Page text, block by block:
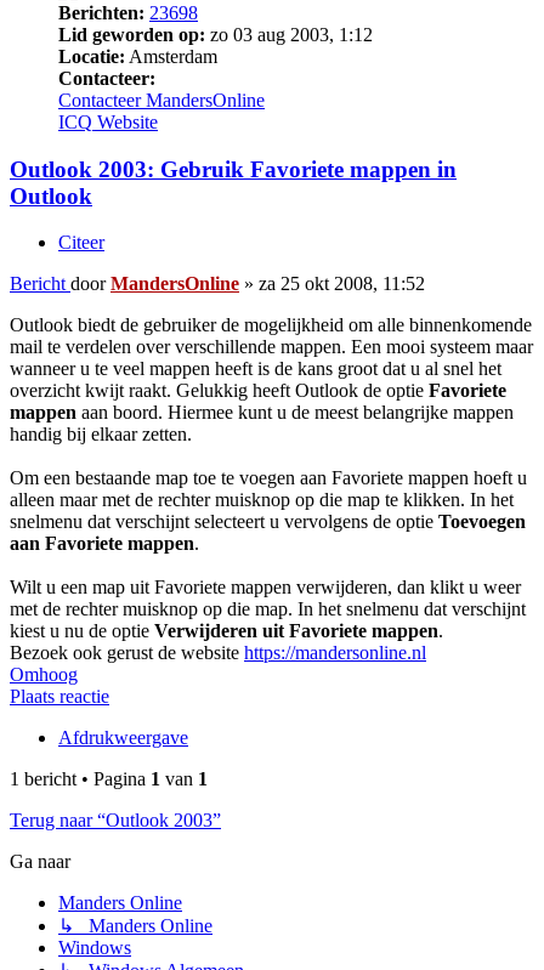
Berichten: 23698
Lid geworden op: zo 03 aug 2003, 1:12
Locatie: Amsterdam
Contacteer:
Contacteer MandersOnline
ICQ Website
Outlook 2003: Gebruik Favoriete mappen in
Outlook
Citeer
Bericht doorMandersOnline » za 25 okt 2008, 11:52
Outlook biedt de gebruiker de mogelijkheid om alle binnenkomende
mail te verdelen over verschillende mappen. Een mooi systeem maar
wanneer u te veel mappen heeft is de kans groot dat u al snel het
overzicht kwijt raakt. Gelukkig heeft Outlook de optie Favoriete
mappen aan boord. Hiermee kunt u de meest belangrijke mappen
handig bij elkaar zetten.
Om een bestaande map toe te voegen aan Favoriete mappen hoeft u
alleen maar met de rechter muisknop op die map te klikken. In het
snelmenu dat verschijnt selecteert u vervolgens de optie Toevoegen
aan Favoriete mappen.
Wilt u een map uit Favoriete mappen verwijderen, dan klikt u weer
met de rechter muisknop op die map. In het snelmenu dat verschijnt
kiest u nu de optie Verwijderen uit Favoriete mappen.
Bezoek ook gerust de website https://mandersonline.nl
Omhoog
Plaats reactie
Afdrukweergave
1 bericht • Pagina 1 van 1
Terug naar “Outlook 2003”
Ga naar
Manders Online
↳ Manders Online
Windows